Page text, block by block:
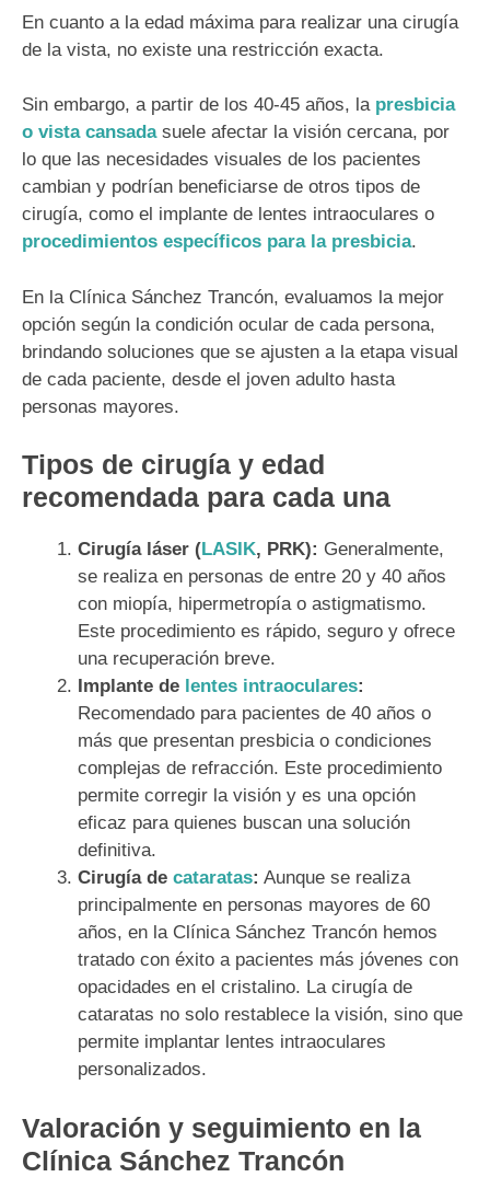
En cuanto a la edad máxima para realizar una cirugía
de la vista, no existe una restricción exacta.
Sin embargo, a partir de los 40-45 años, la presbicia
o vista cansada suele afectar la visión cercana, por
lo que las necesidades visuales de los pacientes
cambian y podrían beneficiarse de otros tipos de
cirugía, como el implante de lentes intraoculares o
procedimientos específicos para la presbicia.
En la Clínica Sánchez Trancón, evaluamos la mejor
opción según la condición ocular de cada persona,
brindando soluciones que se ajusten a la etapa visual
de cada paciente, desde el joven adulto hasta
personas mayores.
Tipos de cirugía y edad
recomendada para cada una
Cirugía láser (LASIK, PRK): Generalmente,
se realiza en personas de entre 20 y 40 años
con miopía, hipermetropía o astigmatismo.
Este procedimiento es rápido, seguro y ofrece
una recuperación breve.
Implante de lentes intraoculares:
Recomendado para pacientes de 40 años o
más que presentan presbicia o condiciones
complejas de refracción. Este procedimiento
permite corregir la visión y es una opción
eficaz para quienes buscan una solución
definitiva.
Cirugía de cataratas: Aunque se realiza
principalmente en personas mayores de 60
años, en la Clínica Sánchez Trancón hemos
tratado con éxito a pacientes más jóvenes con
opacidades en el cristalino. La cirugía de
cataratas no solo restablece la visión, sino que
permite implantar lentes intraoculares
personalizados.
Valoración y seguimiento en la
Clínica Sánchez Trancón